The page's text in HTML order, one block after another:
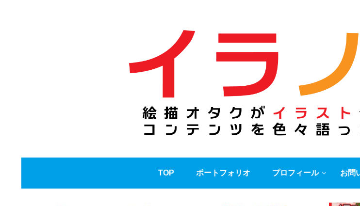
TOP ポートフォリオ プロフィール お問